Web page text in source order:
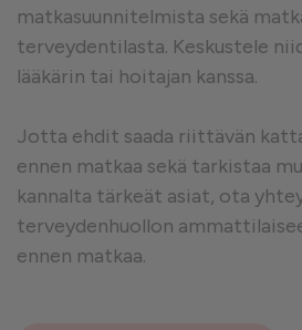
matkasuunnitelmista sekä
terveydentilasta. Keskustele
lääkärin tai hoitajan kanssa.
Jotta ehdit saada riittävän
ennen matkaa sekä tarkistaa
kannalta tärkeät asiat, ota
terveydenhuollon
ennen matkaa.